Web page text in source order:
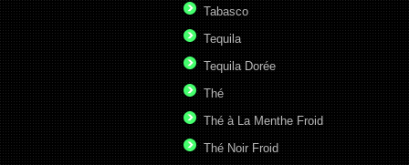
Tabasco
Tequila
Tequila Dorée
Thé
Thé à La Menthe Froid
Thé Noir Froid